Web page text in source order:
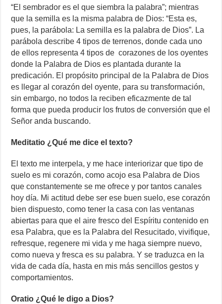
“El sembrador es el que siembra la palabra”; mientras
que la semilla es la misma palabra de Dios: “Esta es,
pues, la parábola: La semilla es la palabra de Dios”. La
parábola describe 4 tipos de terrenos, donde cada uno
de ellos representa 4 tipos de corazones de los oyentes
donde la Palabra de Dios es plantada durante la
predicación. El propósito principal de la Palabra de Dios
es llegar al corazón del oyente, para su transformación,
sin embargo, no todos la reciben eficazmente de tal
forma que pueda producir los frutos de conversión que el
Señor anda buscando.
Meditatio ¿Qué me dice el texto?
El texto me interpela, y me hace interiorizar que tipo de
suelo es mi corazón, como acojo esa Palabra de Dios
que constantemente se me ofrece y por tantos canales
hoy día. Mi actitud debe ser ese buen suelo, ese corazón
bien dispuesto, como tener la casa con las ventanas
abiertas para que el aire fresco del Espíritu contenido en
esa Palabra, que es la Palabra del Resucitado, vivifique,
refresque, regenere mi vida y me haga siempre nuevo,
como nueva y fresca es su palabra. Y se traduzca en la
vida de cada día, hasta en mis más sencillos gestos y
comportamientos.
Oratio ¿Qué le digo a Dios?